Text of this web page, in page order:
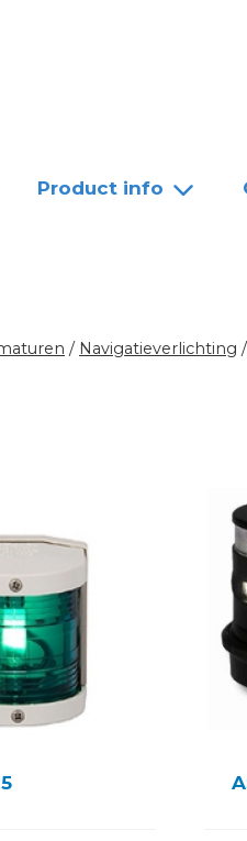
Product info
/ Navigatieverlichting /